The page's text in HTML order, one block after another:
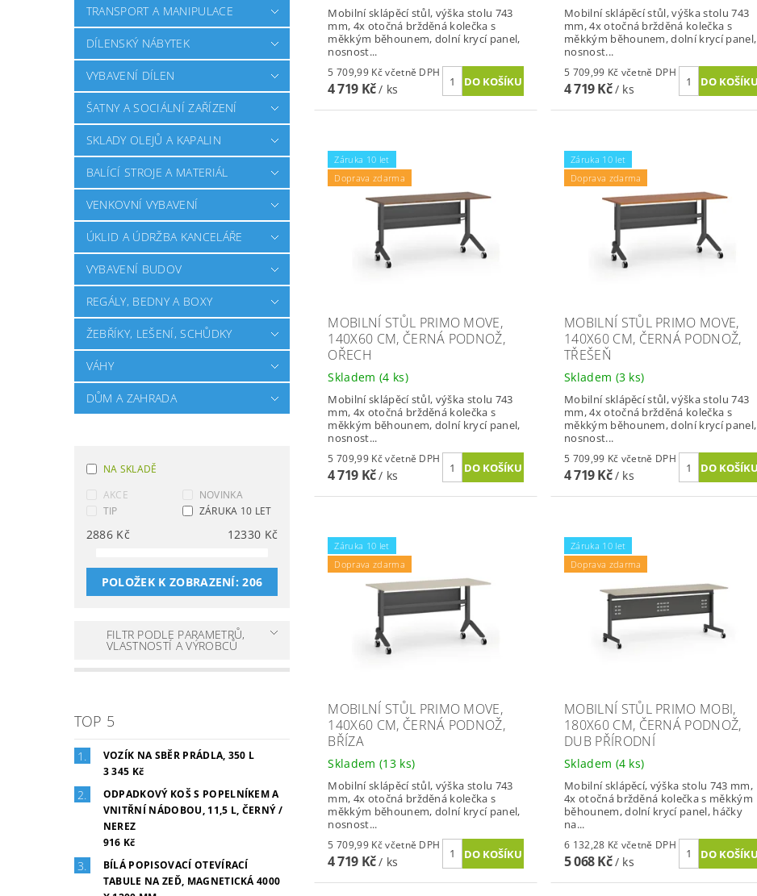
TRANSPORT A MANIPULACE
DÍLENSKÝ NÁBYTEK
VYBAVENÍ DÍLEN
ŠATNY A SOCIÁLNÍ ZAŘÍZENÍ
SKLADY OLEJŮ A KAPALIN
BALÍCÍ STROJE A MATERIÁL
VENKOVNÍ VYBAVENÍ
ÚKLID A ÚDRŽBA KANCELÁŘE
VYBAVENÍ BUDOV
REGÁLY, BEDNY A BOXY
ŽEBŘÍKY, LEŠENÍ, SCHŮDKY
VÁHY
DŮM A ZAHRADA
NA SKLADĚ
AKCE
NOVINKA
TIP
ZÁRUKA 10 LET
2886 Kč 12330 Kč
POLOŽEK K ZOBRAZENÍ:206
FILTR PODLE PARAMETRŮ,
VLASTNOSTÍ A VÝROBCŮ
TOP 5
VOZÍK NA SBĚR PRÁDLA, 350 L
3 345 Kč
ODPADKOVÝ KOŠ S POPELNÍKEM A
VNITŘNÍ NÁDOBOU, 11,5 L, ČERNÝ /
NEREZ
916 Kč
BÍLÁ POPISOVACÍ OTEVÍRACÍ
TABULE NA ZEĎ, MAGNETICKÁ 4000
Mobilní sklápěcí stůl, výška stolu 743
mm, 4x otočná bržděná kolečka s
měkkým běhounem, dolní krycí panel,
nosnost...
5 709,99 Kč včetně DPH
4 719 Kč/ ks
Mobilní sklápěcí stůl, výška stolu 743
mm, 4x otočná bržděná kolečka s
měkkým běhounem, dolní krycí panel,
nosnost...
5 709,99 Kč včetně DPH
4 719 Kč/ ks
Záruka 10 let
Doprava zdarma
MOBILNÍ STŮL PRIMO MOVE,
140X60 CM, ČERNÁ PODNOŽ,
OŘECH
Skladem (4 ks)
Mobilní sklápěcí stůl, výška stolu 743
mm, 4x otočná bržděná kolečka s
měkkým běhounem, dolní krycí panel,
nosnost...
5 709,99 Kč včetně DPH
4 719 Kč/ ks
Záruka 10 let
Doprava zdarma
MOBILNÍ STŮL PRIMO MOVE,
140X60 CM, ČERNÁ PODNOŽ,
TŘEŠEŇ
Skladem (3 ks)
Mobilní sklápěcí stůl, výška stolu 743
mm, 4x otočná bržděná kolečka s
měkkým běhounem, dolní krycí panel,
nosnost...
5 709,99 Kč včetně DPH
4 719 Kč/ ks
Záruka 10 let
Doprava zdarma
MOBILNÍ STŮL PRIMO MOVE,
140X60 CM, ČERNÁ PODNOŽ,
BŘÍZA
Skladem (13 ks)
Mobilní sklápěcí stůl, výška stolu 743
mm, 4x otočná bržděná kolečka s
měkkým běhounem, dolní krycí panel,
nosnost...
5 709,99 Kč včetně DPH
4 719 Kč/ ks
Záruka 10 let
Doprava zdarma
MOBILNÍ STŮL PRIMO MOBI,
180X60 CM, ČERNÁ PODNOŽ,
DUB PŘÍRODNÍ
Skladem (4 ks)
Mobilní sklápěcí, výška stolu 743 mm,
4x otočná bržděná kolečka s měkkým
běhounem, dolní krycí panel, háčky
na...
6 132,28 Kč včetně DPH
5 068 Kč/ ks